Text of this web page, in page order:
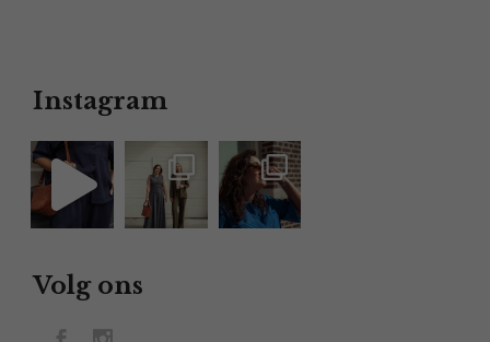
Instagram
Volg ons